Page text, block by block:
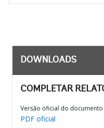
DOWNLOADS
COMPLETAR
Versão oficial do
PDF oficial